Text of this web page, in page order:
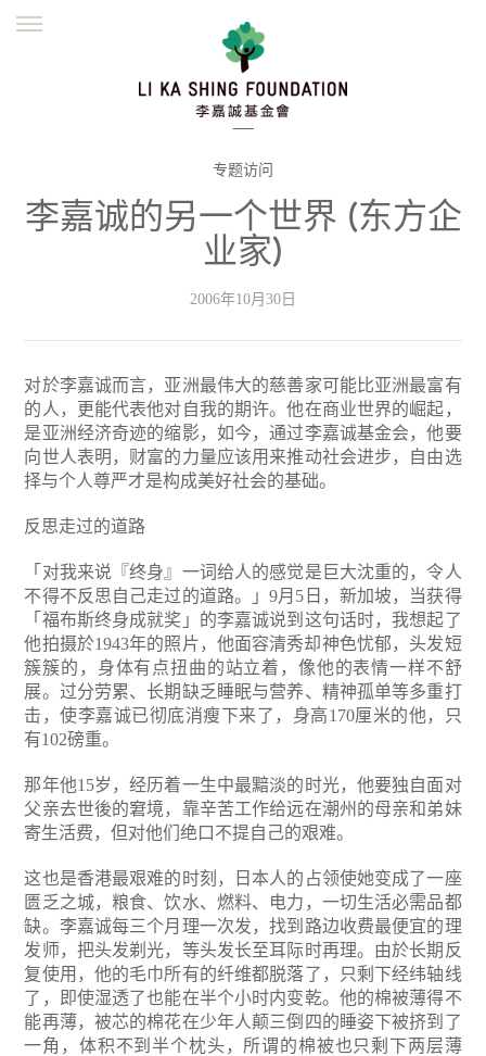
並肩同行
繁體
专题访问
李嘉诚的另一个世界 (东方企
业家)
2006年10月30日
对於李嘉诚而言，亚洲最伟大的慈善家可能比亚洲最富有
的人，更能代表他对自我的期许。他在商业世界的崛起，
是亚洲经济奇迹的缩影，如今，通过李嘉诚基金会，他要
向世人表明，财富的力量应该用来推动社会进步，自由选
择与个人尊严才是构成美好社会的基础。
反思走过的道路
「对我来说『终身』一词给人的感觉是巨大沈重的，令人
不得不反思自己走过的道路。」9月5日，新加坡，当获得
「福布斯终身成就奖」的李嘉诚说到这句话时，我想起了
他拍摄於1943年的照片，他面容清秀却神色忧郁，头发短
簇簇的，身体有点扭曲的站立着，像他的表情一样不舒
展。过分劳累、长期缺乏睡眠与营养、精神孤单等多重打
击，使李嘉诚已彻底消瘦下来了，身高170厘米的他，只
有102磅重。
那年他15岁，经历着一生中最黯淡的时光，他要独自面对
父亲去世後的窘境，靠辛苦工作给远在潮州的母亲和弟妹
寄生活费，但对他们绝口不提自己的艰难。
这也是香港最艰难的时刻，日本人的占领使她变成了一座
匮乏之城，粮食、饮水、燃料、电力，一切生活必需品都
缺。李嘉诚每三个月理一次发，找到路边收费最便宜的理
发师，把头发剃光，等头发长至耳际时再理。由於长期反
复使用，他的毛巾所有的纤维都脱落了，只剩下经纬轴线
了，即使湿透了也能在半个小时内变乾。他的棉被薄得不
能再薄，被芯的棉花在少年人颠三倒四的睡姿下被挤到了
一角，体积不到半个枕头，所谓的棉被也只剩下两层薄